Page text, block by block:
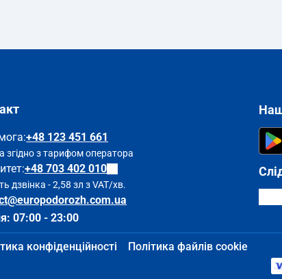
:+48 123 451 661
згідно з тарифом оператора
+48 703 402 010
дзвінка - 2,58 зл з VAT/хв.
07:00 - 23:00
конфіденційності Політика файлів cookie